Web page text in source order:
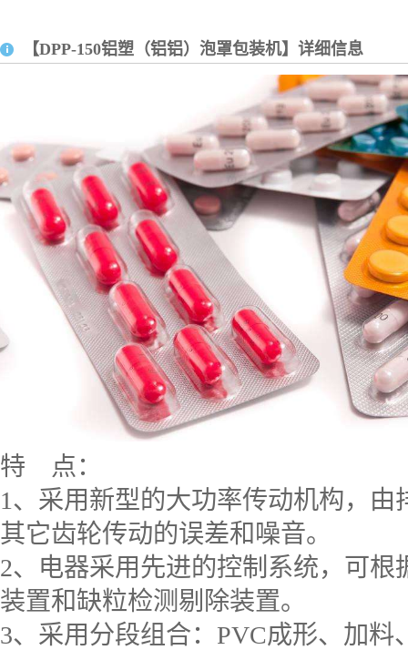
【DPP-150铝塑（铝铝）泡罩包装机】详细信息
特 点：
1、采用新型的大功率传动机构，
其它齿轮传动的误差和噪音。
2、电器采用先进的控制系统，可根
装置和缺粒检测剔除装置。
3、采用分段组合：PVC成形、加料